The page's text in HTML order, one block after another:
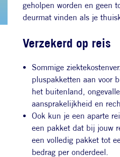
geholpen worden en geen
deurmat vinden als je
Verzekerd op reis
Sommige
pluspakketten aan voor
het buitenland,
aansprakelijkheid en
Ook kun je een aparte
een pakket dat bij jouw
een volledig pakket tot
bedrag per onderdeel.